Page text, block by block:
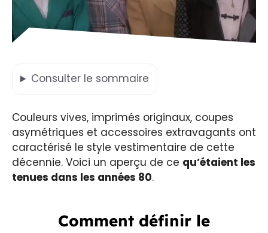
Consulter le sommaire
Couleurs vives, imprimés originaux, coupes
asymétriques et accessoires extravagants ont
caractérisé le style vestimentaire de cette
décennie. Voici un aperçu de ce qu’étaient les
tenues dans les années 80.
Comment définir le